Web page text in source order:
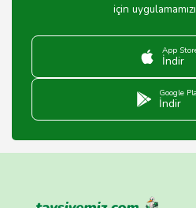
için
App
İndir
Google
İndir